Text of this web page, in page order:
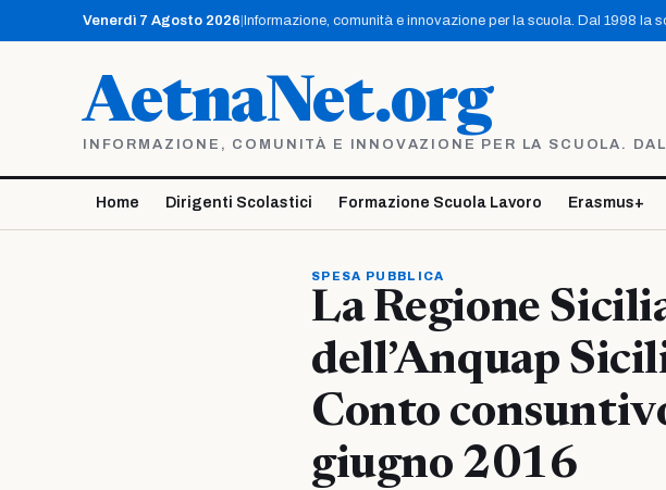
contenuto
Venerdì 7 Agosto 2026 Informazione, comunità e innovazione per la scuola. Dal 1998 la
AetnaNet.org
INFORMAZIONE, COMUNITÀ E INNOVAZIONE PER LA SCUOLA.
Home Dirigenti Scolastici Formazione Scuola Lavoro Erasmus+
SPESA PUBBLICA
La Regione
dell’Anquap
Conto
giugno 2016